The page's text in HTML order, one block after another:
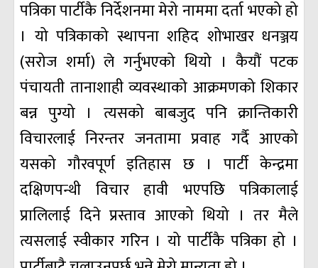
पत्रिका पार्टीकै निर्देशनमा मेरो नाममा दर्ता भएको हो
। यो पत्रिकाको स्थापना शहिद शोभाखर धनञ्जय
(सरोज शर्मा) ले गर्नुभएको थियो । कैयौं पटक
पंचायती तानाशाही व्यवस्थाको आक्रमणको शिकार
बन्न पुग्यो । त्यसको बाबजुद पनि क्रान्तिकारी
विचारलाई निरन्तर जनतामा प्रवाह गर्दै आएको
यसको गौरवपूर्ण इतिहास छ । पार्टी केन्द्रमा
दक्षिणपन्थी विचार हावी भएपछि पत्रिकालाई
प्रालिलाई दिने प्रस्ताव आएको थियो । तर मैले
त्यसलाई स्वीकार गरिन । यो पार्टीकै पत्रिका हो ।